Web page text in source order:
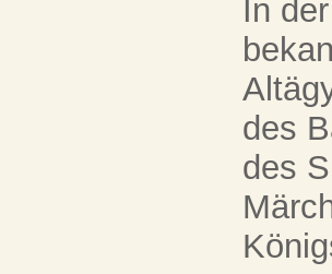
In
des
des